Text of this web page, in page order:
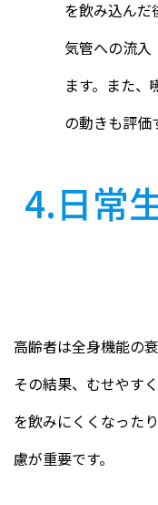
を飲み込んだ
気管への流入
ます。また
の動きも評価
4.日常
高齢者は全身機能の
その結果、むせやす
を飲みにくくなった
慮が重要です。